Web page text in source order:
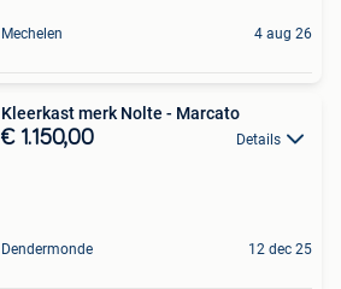
Mechelen 4 aug 26
Kleerkast merk Nolte - Marcato
€ 1.150,00 Details
Dendermonde 12 dec 25